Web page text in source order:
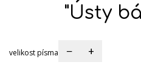
"Ústy
velikost písma − +